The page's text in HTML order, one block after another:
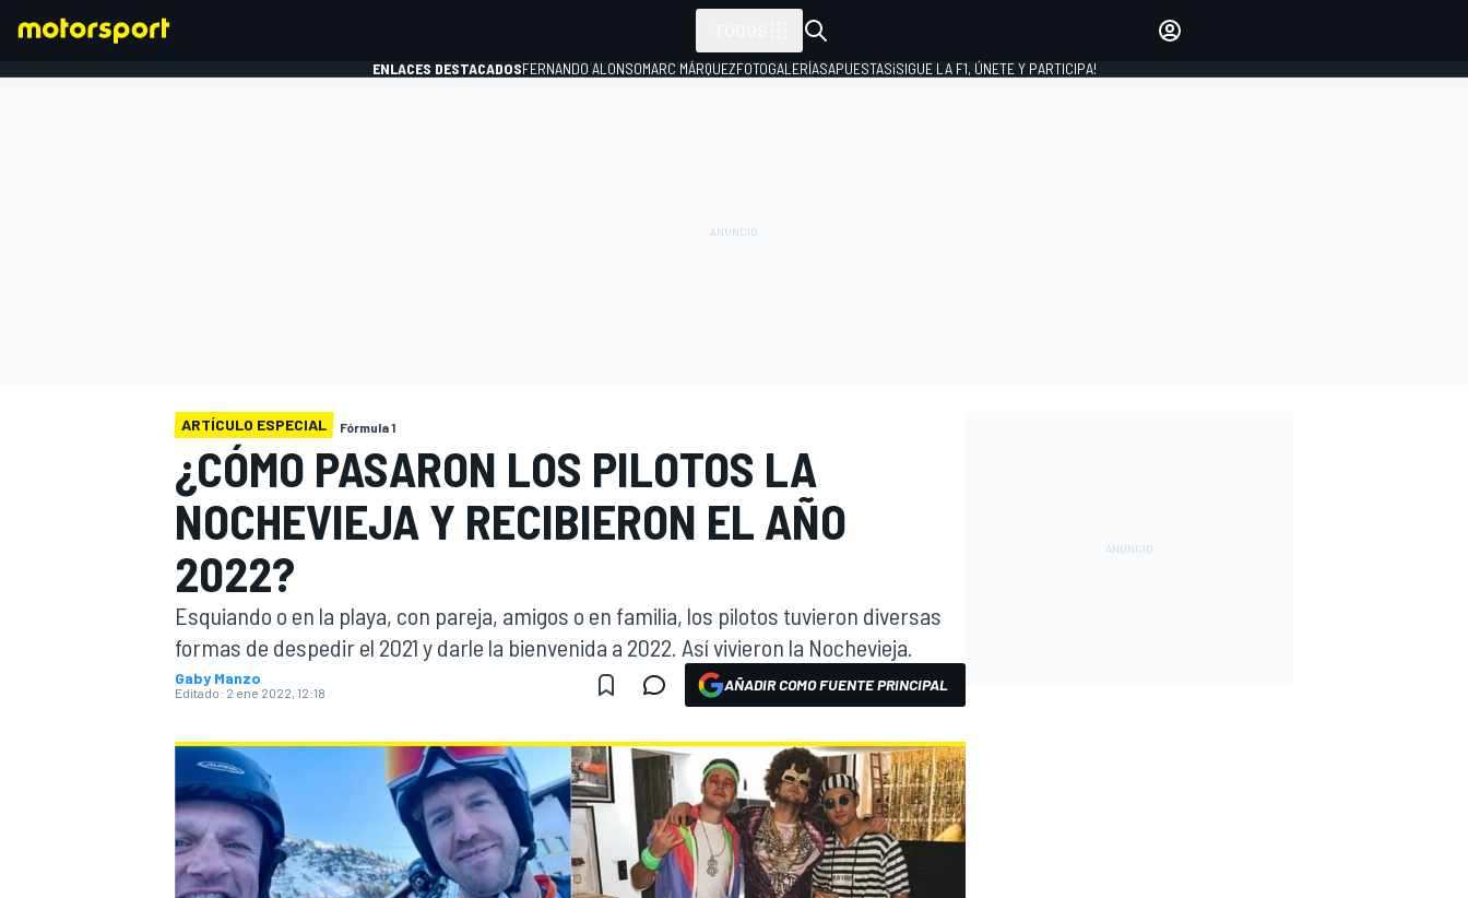
WEC FÓRMULA E
ENLACES DESTACADOSFERNANDO ALONSOMARC MÁRQUEZFOTOGALERÍASAPUESTAS¡SIGUE LA F1, ÚNETE Y PARTICIPA!
ARTÍCULO ESPECIAL Fórmula 1
¿CÓMO PASARON LOS PILOTOS LA
NOCHEVIEJA Y RECIBIERON EL AÑO
2022?
Esquiando o en la playa, con pareja, amigos o en familia, los pilotos tuvieron diversas
formas de despedir el 2021 y darle la bienvenida a 2022. Así vivieron la Nochevieja.
Gaby Manzo
Editado: 2 ene 2022, 12:18 AÑADIR COMO FUENTE PRINCIPAL